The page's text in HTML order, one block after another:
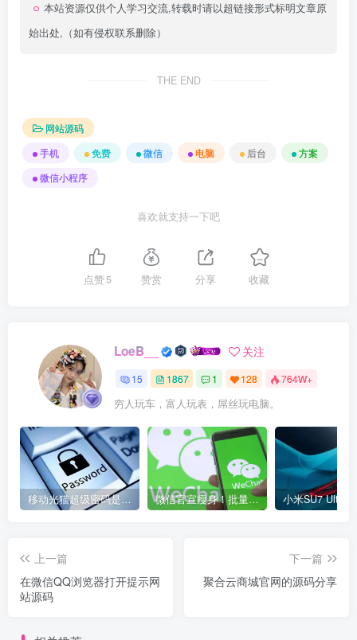
本站资源仅供个人学习交流,转载时请以超链接形式标明文章原
始出处,（如有侵权联系删除）
THE END
网站源码
手机
免费 微信 电脑 后台
方案
微信小程序
喜欢就支持一下吧
点赞5 赞赏 分享 收藏
LoeB__ 关注
15 1867 1 128 764W+
穷人玩车，富人玩表，屌丝玩电脑。
移动光猫超级密码是多少？移动光猫超级管理员后台账号与密码 微信官宣瘦身！批量清理原图新功能来了 安卓、iOS均可使用
上一篇
在微信QQ浏览器打开提示网
站源码
下一篇
聚合云商城官网的源码分享